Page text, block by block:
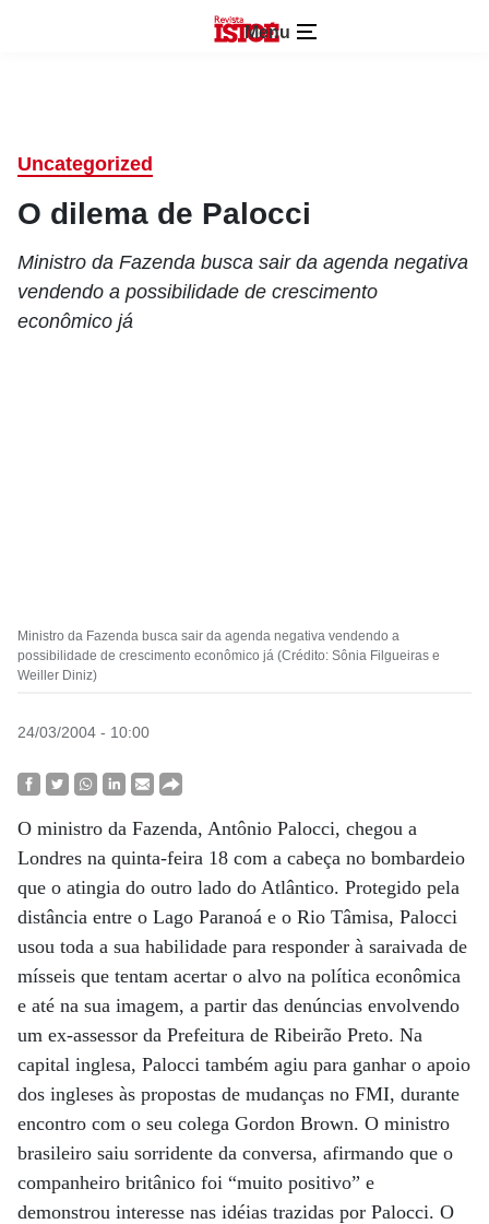
Menu
Uncategorized
O dilema de Palocci
Ministro da Fazenda busca sair da agenda negativa
vendendo a possibilidade de crescimento
econômico já
Ministro da Fazenda busca sair da agenda negativa vendendo a
possibilidade de crescimento econômico já (Crédito: Sônia Filgueiras e
Weiller Diniz)
24/03/2004 - 10:00
O ministro da Fazenda, Antônio Palocci, chegou a
Londres na quinta-feira 18 com a cabeça no bombardeio
que o atingia do outro lado do Atlântico. Protegido pela
distância entre o Lago Paranoá e o Rio Tâmisa, Palocci
usou toda a sua habilidade para responder à saraivada de
mísseis que tentam acertar o alvo na política econômica
e até na sua imagem, a partir das denúncias envolvendo
um ex-assessor da Prefeitura de Ribeirão Preto. Na
capital inglesa, Palocci também agiu para ganhar o apoio
dos ingleses às propostas de mudanças no FMI, durante
encontro com o seu colega Gordon Brown. O ministro
brasileiro saiu sorridente da conversa, afirmando que o
companheiro britânico foi “muito positivo” e
demonstrou interesse nas idéias trazidas por Palocci. O